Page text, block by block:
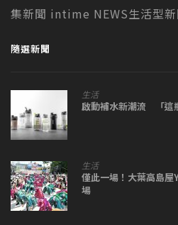
集新聞 intime NEWS生活型新
隨選新聞
生活
啟動補水新潮流 「這
生活
僅此一場！大葉高島
場